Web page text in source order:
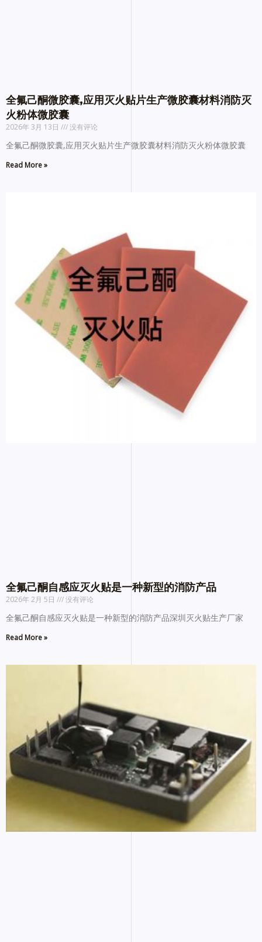
全氟己酮微胶囊,应用灭火贴片生产微胶囊材料消防灭
火粉体微胶囊
2026年 3月 13日 没有评论
全氟己酮微胶囊,应用灭火贴片生产微胶囊材料消防灭火粉体微胶囊
Read More »
全氟己酮自感应灭火贴是一种新型的消防产品
2026年 2月 5日 没有评论
全氟己酮自感应灭火贴是一种新型的消防产品深圳灭火贴生产厂家
Read More »